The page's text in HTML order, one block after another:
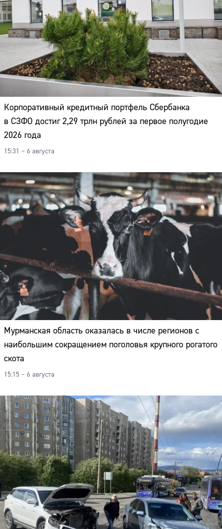
Корпоративный кредитный портфель Сбербанка
в СЗФО достиг 2,29 трлн рублей за первое полугодие
2026 года
15:31 – 6 августа
Мурманская область оказалась в числе регионов с
наибольшим сокращением поголовья крупного рогатого
скота
15:15 – 6 августа